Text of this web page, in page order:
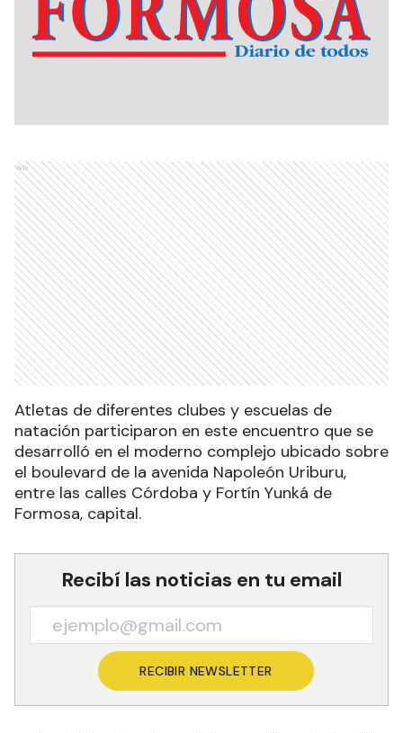
Ads
Atletas de diferentes clubes y escuelas de
natación participaron en este encuentro que se
desarrolló en el moderno complejo ubicado sobre
el boulevard de la avenida Napoleón Uriburu,
entre las calles Córdoba y Fortín Yunká de
Formosa, capital.
Recibí las noticias en tu email
RECIBIR NEWSLETTER